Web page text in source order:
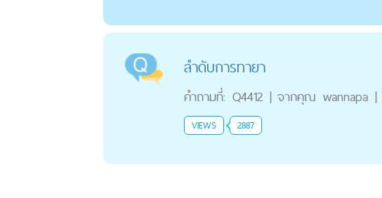
ลำดับการทายา
คำถามที่: Q4412 | จากคุณ wannapa |
VIEWS 2887